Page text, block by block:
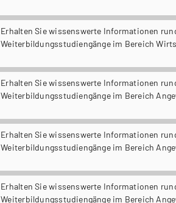
Erhalten Sie wissenswerte Informationen
Weiterbildungsstudiengänge im Bereich
Erhalten Sie wissenswerte Informationen
Weiterbildungsstudiengänge im Bereich
Erhalten Sie wissenswerte Informationen
Weiterbildungsstudiengänge im Bereich
Erhalten Sie wissenswerte Informationen
Weiterbildungsstudiengänge im Bereich